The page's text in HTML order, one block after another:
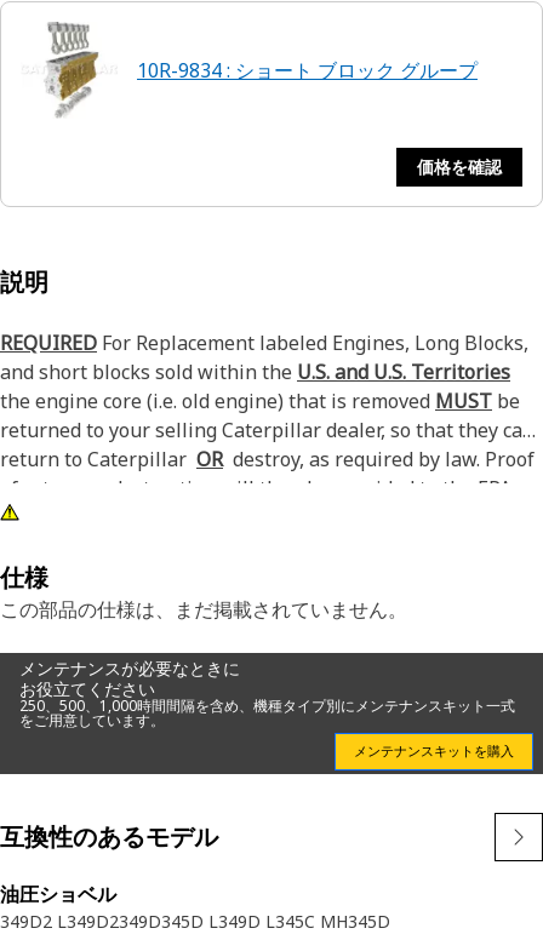
10R-9834 : ショート ブロック グループ
価格を確認
説明
REQUIRED For Replacement labeled Engines, Long Blocks,
and short blocks sold within the U.S. and U.S. Territories
the engine core (i.e. old engine) that is removed MUST be
returned to your selling Caterpillar dealer, so that they can
return to Caterpillar ORdestroy, as required by law. Proof
of return or destruction will then be provided to the EPA
and or California ARB if required. See PELJ1301 for
仕様
この部品の仕様は、まだ掲載されていません。
メンテナンスが必要なときに
お役立てください
250、500、1,000時間間隔を含め、機種タイプ別にメンテナンスキット一式
をご用意しています。
メンテナンスキットを購入
互換性のあるモデル
油圧ショベル
349D2 L349D2349D345D L349D L345C MH345D